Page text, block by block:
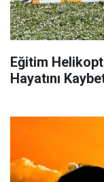
Eğitim
Hayatını